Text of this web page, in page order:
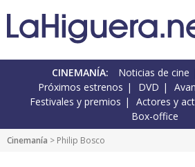
CINEMANÍA: Noticias de cine
Próximos estrenos
DVD
Festivales y premios
Actores y
Box-office
Cinemanía > Philip Bosco